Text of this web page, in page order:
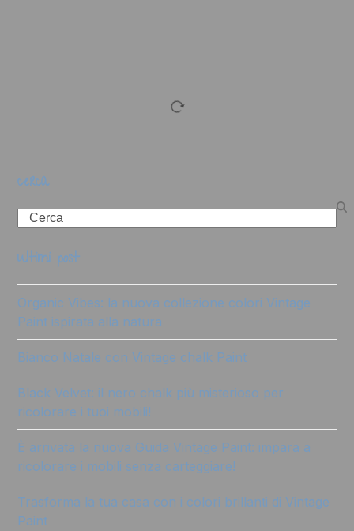
cerca
Search
ultimi post
Organic Vibes: la nuova collezione colori Vintage
Paint ispirata alla natura
Bianco Natale con Vintage chalk Paint
Black Velvet: il nero chalk più misterioso per
ricolorare i tuoi mobili!
È arrivata la nuova Guida Vintage Paint: impara a
ricolorare i mobili senza carteggiare!
Trasforma la tua casa con i colori brillanti di Vintage
Paint